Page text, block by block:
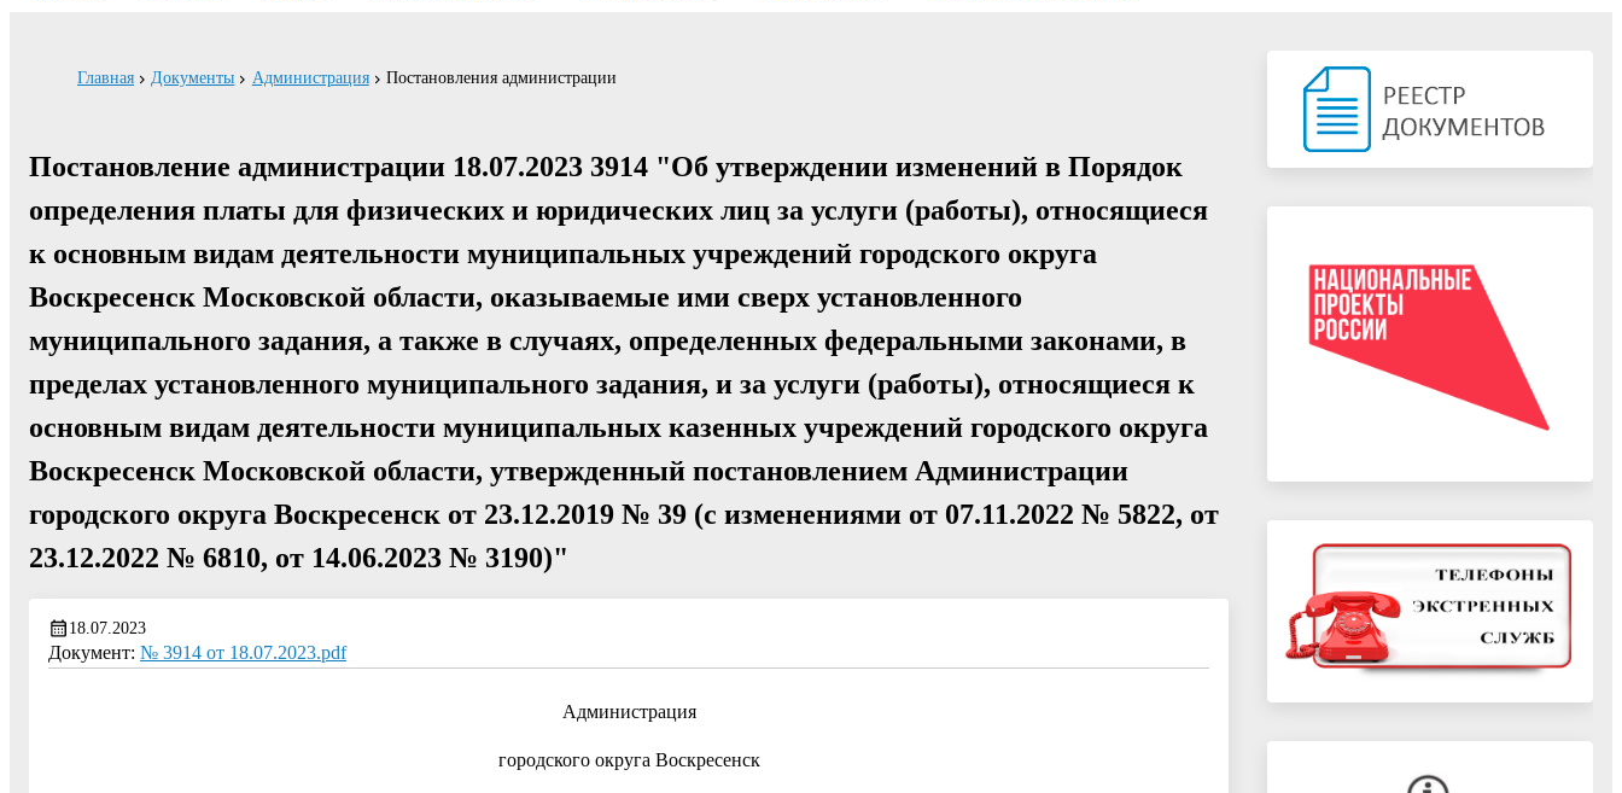
Главная Документы Администрация Постановления администрации
Постановление администрации 18.07.2023 3914 "Об утверждении изменений в Порядок
определения платы для физических и юридических лиц за услуги (работы), относящиеся
к основным видам деятельности муниципальных учреждений городского округа
Воскресенск Московской области, оказываемые ими сверх установленного
муниципального задания, а также в случаях, определенных федеральными законами, в
пределах установленного муниципального задания, и за услуги (работы), относящиеся к
основным видам деятельности муниципальных казенных учреждений городского округа
Воскресенск Московской области, утвержденный постановлением Администрации
городского округа Воскресенск от 23.12.2019 № 39 (с изменениями от 07.11.2022 № 5822, от
23.12.2022 № 6810, от 14.06.2023 № 3190)"
18.07.2023
Документ: № 3914 от 18.07.2023.pdf
Администрация
городского округа Воскресенск